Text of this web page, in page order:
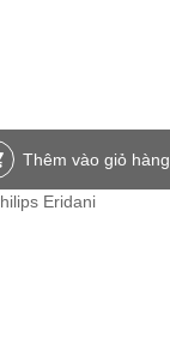
Thêm vào giỏ hàng
Eridani